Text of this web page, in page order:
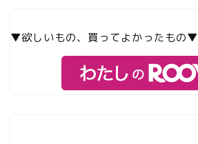
▼欲しいもの、買ってよかったもの▼